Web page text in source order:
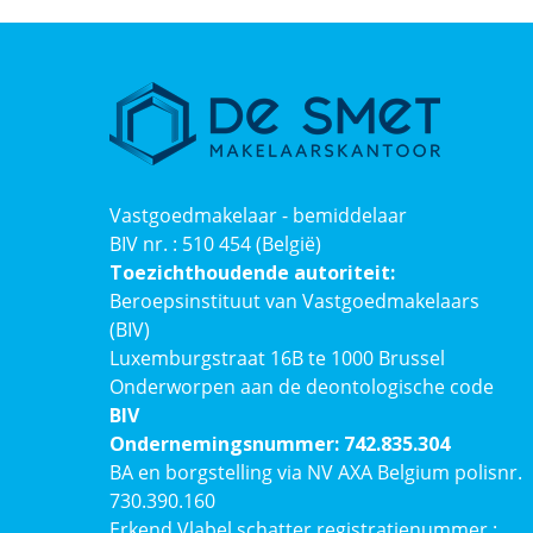
Vastgoedmakelaar - bemiddelaar
BIV nr. : 510 454 (België)
Toezichthoudende autoriteit:
Beroepsinstituut van Vastgoedmakelaars
(BIV)
Luxemburgstraat 16B te 1000 Brussel
Onderworpen aan de deontologische code
BIV
Ondernemingsnummer: 742.835.304
BA en borgstelling via NV AXA Belgium polisnr.
730.390.160